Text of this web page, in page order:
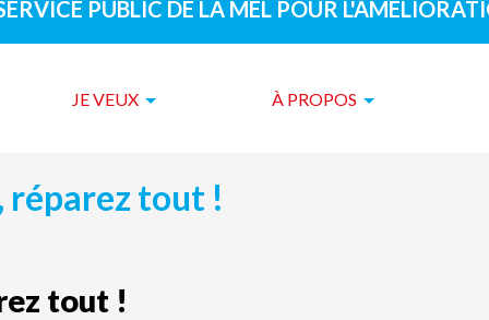
PUBLIC DE LA MEL POUR
JE VEUX À PROPOS
réparez tout !
tout !